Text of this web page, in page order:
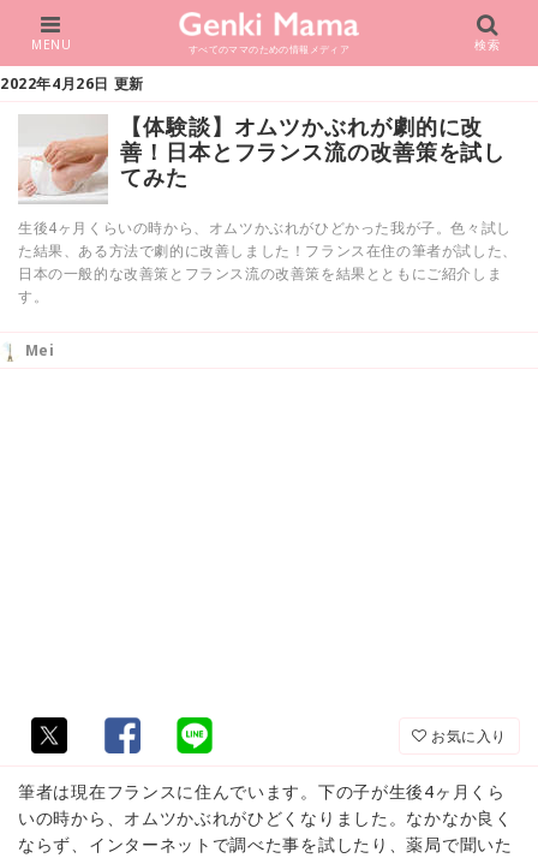
すべてのママのための情報メディア
MENU 検索
2022年4月26日 更新
【体験談】オムツかぶれが劇的に改
善！日本とフランス流の改善策を試し
てみた
生後4ヶ月くらいの時から、オムツかぶれがひどかった我が子。色々試し
た結果、ある方法で劇的に改善しました！フランス在住の筆者が試した、
日本の一般的な改善策とフランス流の改善策を結果とともにご紹介しま
す。
Mei
お気に入り
筆者は現在フランスに住んでいます。下の子が生後4ヶ月くら
いの時から、オムツかぶれがひどくなりました。なかなか良く
ならず、インターネットで調べた事を試したり、薬局で聞いた